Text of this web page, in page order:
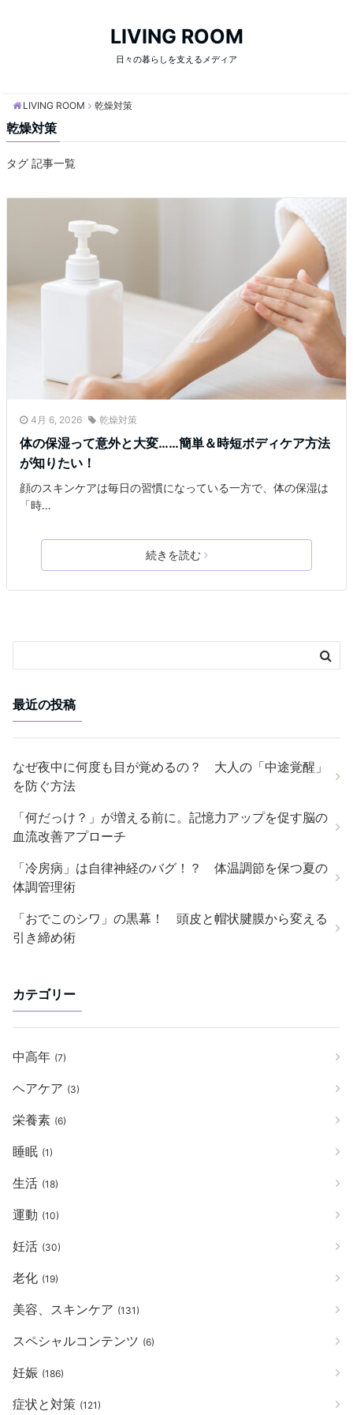
LIVING ROOM
日々の暮らしを支えるメディア
LIVING ROOM 乾燥対策
乾燥対策
タグ 記事一覧
4月 6, 2026 乾燥対策
体の保湿って意外と大変……簡単＆時短ボディケア方法
が知りたい！
顔のスキンケアは毎日の習慣になっている一方で、体の保湿は
「時…
続きを読む
最近の投稿
なぜ夜中に何度も目が覚めるの？ 大人の「中途覚醒」
を防ぐ方法
「何だっけ？」が増える前に。記憶力アップを促す脳の
血流改善アプローチ
「冷房病」は自律神経のバグ！？ 体温調節を保つ夏の
体調管理術
「おでこのシワ」の黒幕！ 頭皮と帽状腱膜から変える
引き締め術
カテゴリー
中高年 (7)
ヘアケア (3)
栄養素 (6)
睡眠 (1)
生活 (18)
運動 (10)
妊活 (30)
老化 (19)
美容、スキンケア (131)
スペシャルコンテンツ (6)
妊娠 (186)
症状と対策 (121)